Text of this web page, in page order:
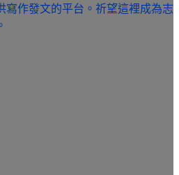
寫作發文的平台。祈望這裡成為志